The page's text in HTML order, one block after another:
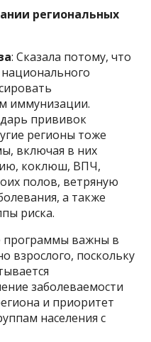
региональных
: Сказала потому, что
иммунизации.
прививок
регионы тоже
включая в них
коклюш, ВПЧ,
полов, ветряную
а также
риска.
программы важны в
взрослого, поскольку
заболеваемости
и приоритет
населения с